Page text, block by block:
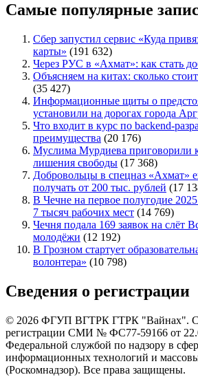
Самые популярные
Сбер запустил сервис «Куда
карты» (191 632)
Через РУС в «Ахмат»: как стать
Объясняем на китах: сколько
(35 427)
Информационные щиты о
установили на дорогах города
Что входит в курс по backend-
преимущества (20 176)
Муслима Мурдиева приговорили
лишения свободы (17 368)
Добровольцы в спецназ «Ахмат»
получать от 200 тыс. рублей (17
В Чечне на первое полугодие 2025
7 тысяч рабочих мест (14 769)
Чечня подала 169 заявок на слёт
молодёжи (12 192)
В Грозном стартует
волонтера» (10 798)
Сведения о регистрации
© 2026 ФГУП ВГТРК ГТРК "Вайнах".
регистрации СМИ № ФС77-59166 от
Федеральной службой по надзору в
информационных технологий и
(Роскомнадзор). Все права защищены.